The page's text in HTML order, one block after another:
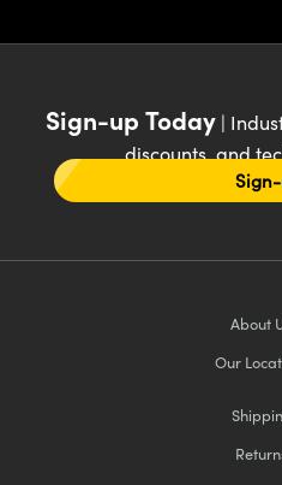
Sign-up Today|
discounts, and
About
Our